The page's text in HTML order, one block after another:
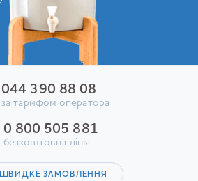
044 390 88 08
за тарифом оператора
0 800 505 881
безкоштовна лінія
ШВИДКЕ ЗАМОВЛЕННЯ